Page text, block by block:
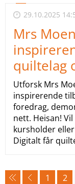
29.10.2025
Mrs
quiltelag
Utforsk Mrs
inspirerende
foredrag,
nett. Heisan!
kursholder
Digitalt får
1 2